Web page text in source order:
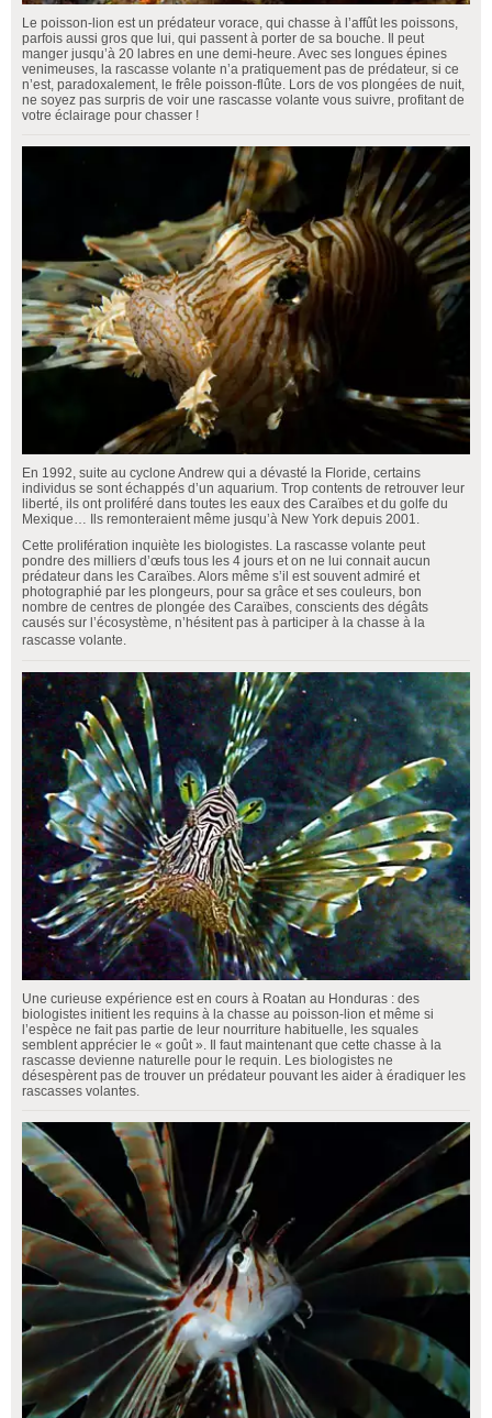
Le poisson-lion est un prédateur vorace, qui chasse à l’affût les poissons,
parfois aussi gros que lui, qui passent à porter de sa bouche. Il peut
manger jusqu’à 20 labres en une demi-heure. Avec ses longues épines
venimeuses, la rascasse volante n’a pratiquement pas de prédateur, si ce
n’est, paradoxalement, le frêle poisson-flûte. Lors de vos plongées de nuit,
ne soyez pas surpris de voir une rascasse volante vous suivre, profitant de
votre éclairage pour chasser !
En 1992, suite au cyclone Andrew qui a dévasté la Floride, certains
individus se sont échappés d’un aquarium. Trop contents de retrouver leur
liberté, ils ont proliféré dans toutes les eaux des Caraïbes et du golfe du
Mexique… Ils remonteraient même jusqu’à New York depuis 2001.
Cette prolifération inquiète les biologistes. La rascasse volante peut
pondre des milliers d’œufs tous les 4 jours et on ne lui connait aucun
prédateur dans les Caraïbes. Alors même s’il est souvent admiré et
photographié par les plongeurs, pour sa grâce et ses couleurs, bon
nombre de centres de plongée des Caraïbes, conscients des dégâts
causés sur l’écosystème, n’hésitent pas à participer à la chasse à la
rascasse volante.
Une curieuse expérience est en cours à Roatan au Honduras : des
biologistes initient les requins à la chasse au poisson-lion et même si
l’espèce ne fait pas partie de leur nourriture habituelle, les squales
semblent apprécier le « goût ». Il faut maintenant que cette chasse à la
rascasse devienne naturelle pour le requin. Les biologistes ne
désespèrent pas de trouver un prédateur pouvant les aider à éradiquer les
rascasses volantes.